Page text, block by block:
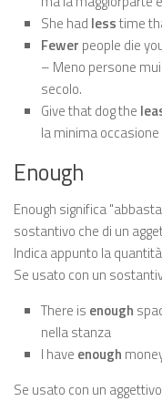
She had lesstime
Fewer people die
– Meno persone
secolo.
Give that dog the
la minima
Enough
Enough significa
sostantivo che di un
Indica appunto la
Se usato con un
There is enough
nella stanza
I have enough
Se usato con un